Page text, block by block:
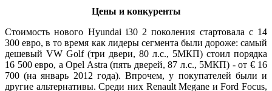
Цены и конкуренты
Стоимость нового Hyundai i30 2 поколения стартовала с 14
300 евро, в то время как лидеры сегмента были дороже: самый
дешевый VW Golf (три двери, 80 л.с., 5МКП) стоил порядка
16 500 евро, а Opel Astra (пять дверей, 87 л.с., 5МКП) - от € 16
700 (на январь 2012 года). Впрочем, у покупателей были и
другие альтернативы. Среди них Renault Megane и Ford Focus,